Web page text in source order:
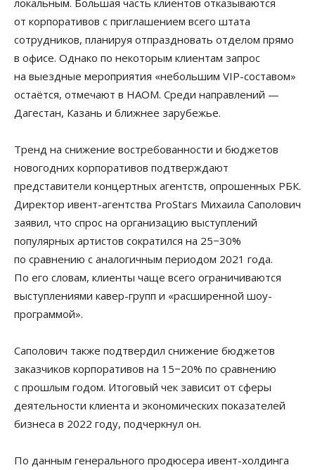
от корпоративов с приглашением всего штата
сотрудников, планируя отпраздновать отделом прямо
в офисе. Однако по некоторым клиентам запрос
на выездные мероприятия «небольшим VIP-составом»
остаётся, отмечают в НАОМ. Среди направлений —
Дагестан, Казань и ближнее зарубежье.
Тренд на снижение востребованности и бюджетов
новогодних корпоративов подтверждают
представители концертных агентств, опрошенных РБК.
Директор ивент-агентства ProStars Михаила Саполович
заявил, что спрос на организацию выступлений
популярных артистов сократился на 25−30%
по сравнению с аналогичным периодом 2021 года.
По его словам, клиенты чаще всего ограничиваются
выступлениями кавер-групп и «расширенной шоу-
программой».
Саполович также подтвердил снижение бюджетов
заказчиков корпоративов на 15−20% по сравнению
с прошлым годом. Итоговый чек зависит от сферы
деятельности клиента и экономических показателей
бизнеса в 2022 году, подчеркнул он.
По данным генерального продюсера ивент-холдинга